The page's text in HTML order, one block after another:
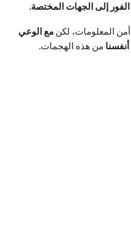
إلى الجهات المختصة.
المعلومات، لكن مع الوعي
من هذه الهجمات.